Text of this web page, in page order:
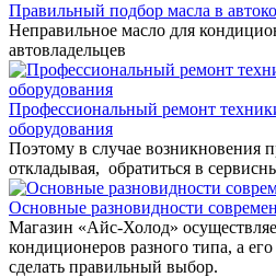
Правильный подбор масла в
Неправильное масло для
автовладельцев
Профессиональный ремонт
оборудования
Поэтому в случае возникновения
откладывая, обратиться в
Основные разновидности
Магазин «Айс-Холод»
кондиционеров разного типа, а
сделать правильный выбор.